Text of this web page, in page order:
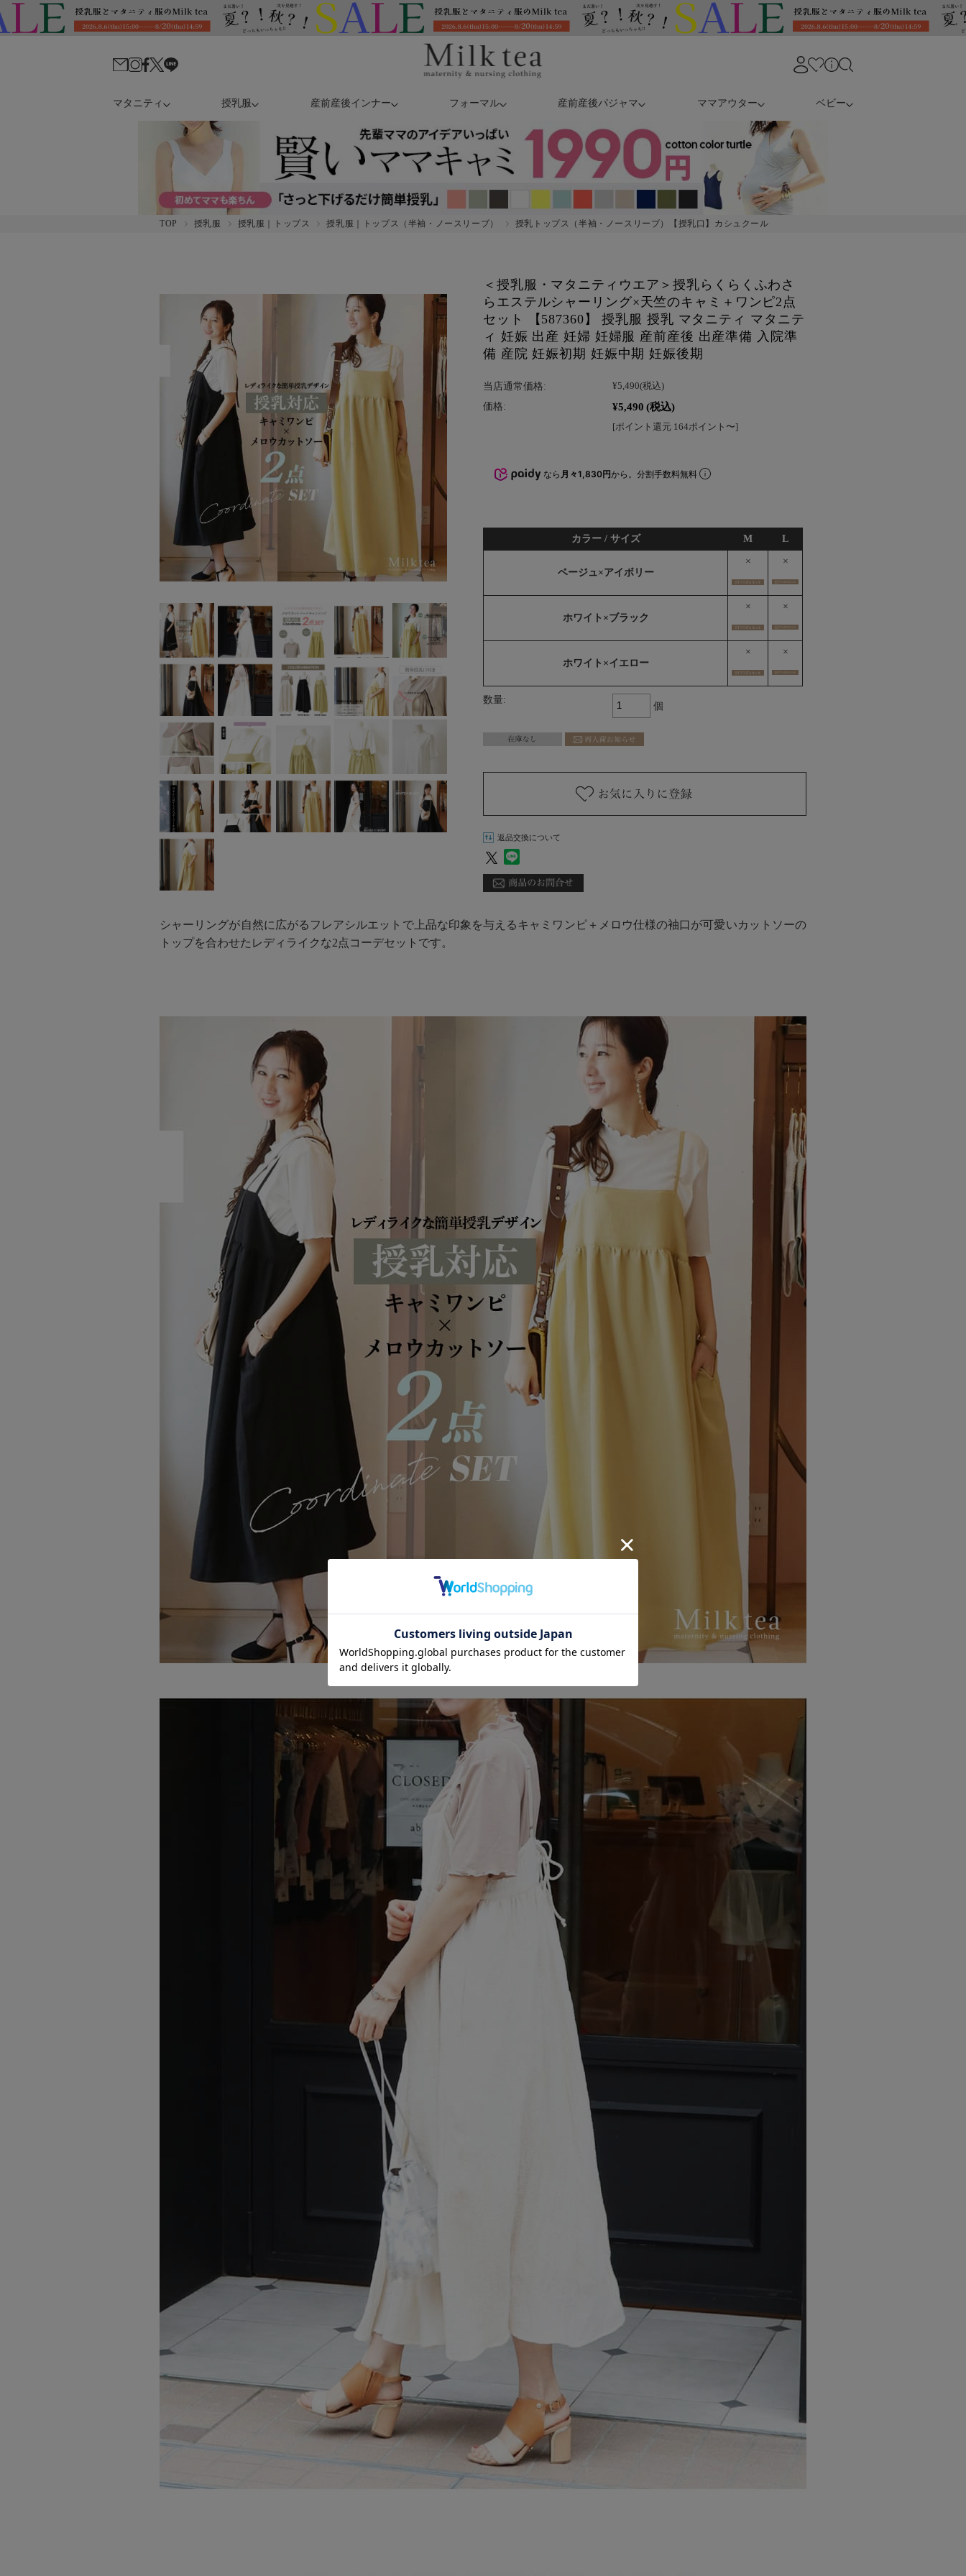
マタニティ 授乳服 産前産後インナー フォーマル 産前産後パジャマ ママアウター ベビー
TOP 授乳服 授乳服｜トップス 授乳服｜トップス（半袖・ノースリーブ） 授乳トップス（半袖・ノースリーブ）【授乳口】カシュクール
＜授乳服・マタニティウエア＞授乳らくらくふわさ
らエステルシャーリング×天竺のキャミ＋ワンピ2点
セット 【587360】 授乳服 授乳 マタニティ マタニテ
ィ 妊娠 出産 妊婦 妊婦服 産前産後 出産準備 入院準
備 産院 妊娠初期 妊娠中期 妊娠後期
当店通常価格: ¥5,490(税込)
価格: ¥5,490 (税込)
[ポイント還元 164ポイント〜]
なら 月々1,830円から。分割手数料無料
カラー / サイズ M L
ベージュ×アイボリー
× ×
ホワイト×ブラック
× ×
ホワイト×イエロー
× ×
数量:
個
返品交換について
シャーリングが自然に広がるフレアシルエットで上品な印象を与えるキャミワンピ＋メロウ仕様の袖口が可愛いカットソーの
トップを合わせたレディライクな2点コーデセットです。